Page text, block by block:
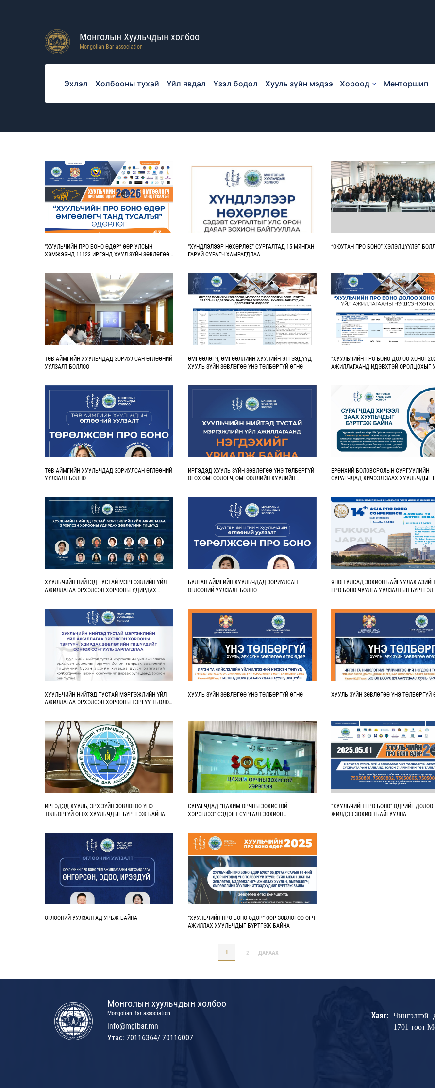
Монголын Хуульчдын холбоо
Mongolian Bar association
Эхлэл Холбооны тухай Үйл явдал Үзэл бодол Хууль зүйн мэдээ Хороод Менторшип
“ХУУЛЬЧИЙН ПРО БОНО ӨДӨР”-ӨӨР УЛСЫН
ХЭМЖЭЭНД 11123 ИРГЭНД ХУУЛ ЗҮЙН ЗӨВЛӨГӨӨ
“ХҮНДЛЭЛЭЭР НӨХӨРЛӨЕ” СУРГАЛТАД 15 МЯНГАН
ГАРУЙ СУРАГЧ ХАМРАГДЛАА
“ОЮУТАН ПРО БОНО” ХЭЛЭЛЦҮҮЛЭГ
ТӨВ АЙМГИЙН ХУУЛЬЧДАД ЗОРИУЛСАН ӨГЛӨӨНИЙ
УУЛЗАЛТ БОЛЛОО
ӨМГӨӨЛӨГЧ, ӨМГӨӨЛЛИЙН ХУУЛИЙН ЭТГЭЭДҮҮД
ХУУЛЬ ЗҮЙН ЗӨВЛӨГӨӨ ҮНЭ ТӨЛБӨРГҮЙ ӨГНӨ
"ХУУЛЬЧИЙН ПРО БОНО ДОЛОО ХОНОГ-
АЖИЛЛАГААНД ИДЭВХТЭЙ ОРОЛЦОХЫГ
ТӨВ АЙМГИЙН ХУУЛЬЧДАД ЗОРИУЛСАН ӨГЛӨӨНИЙ
УУЛЗАЛТ БОЛНО
ИРГЭДЭД ХУУЛЬ ЗҮЙН ЗӨВЛӨГӨӨ ҮНЭ ТӨЛБӨРГҮЙ
ӨГӨХ ӨМГӨӨЛӨГЧ, ӨМГӨӨЛЛИЙН ХУУЛИЙН
ЕРӨНХИЙ БОЛОВСРОЛЫН СУРГУУЛИЙН
СУРАГЧДАД ХИЧЭЭЛ ЗААХ ХУУЛЬЧДЫГ
ХУУЛЬЧИЙН НИЙТЭД ТУСТАЙ МЭРГЭЖЛИЙН ҮЙЛ
АЖИЛЛАГАА ЭРХЭЛСЭН ХОРООНЫ УДИРДАХ
БУЛГАН АЙМГИЙН ХУУЛЬЧДАД ЗОРИУЛСАН
ӨГЛӨӨНИЙ УУЛЗАЛТ БОЛНО
ЯПОН УЛСАД ЗОХИОН БАЙГУУЛАХ АЗИЙН
ПРО БОНО ЧУУЛГА УУЛЗАЛТЫН БҮРТГЭЛ
ХУУЛЬЧИЙН НИЙТЭД ТУСТАЙ МЭРГЭЖЛИЙН ҮЙЛ
АЖИЛЛАГАА ЭРХЭЛСЭН ХОРООНЫ ТЭРГҮҮН БОЛОН
ХУУЛЬ ЗҮЙН ЗӨВЛӨГӨӨ ҮНЭ ТӨЛБӨРГҮЙ ӨГНӨ ХУУЛЬ ЗҮЙН ЗӨВЛӨГӨӨ ҮНЭ ТӨЛБӨРГҮЙ
ИРГЭДЭД ХУУЛЬ, ЭРХ ЗҮЙН ЗӨВЛӨГӨӨ ҮНЭ
ТӨЛБӨРГҮЙ ӨГӨХ ХУУЛЬЧДЫГ БҮРТГЭЖ БАЙНА
СУРАГЧДАД “ЦАХИМ ОРЧНЫ ЗОХИСТОЙ
ХЭРЭГЛЭЭ” СЭДЭВТ СУРГАЛТ ЗОХИОН
"ХУУЛЬЧИЙН ПРО БОНО" ӨДРИЙГ ДОЛОО
ЖИЛДЭЭ ЗОХИОН БАЙГУУЛНА
ӨГЛӨӨНИЙ УУЛЗАЛТАД УРЬЖ БАЙНА
“ХУУЛЬЧИЙН ПРО БОНО ӨДӨР”-ӨӨР ЗӨВЛӨГӨӨ ӨГЧ
АЖИЛЛАХ ХУУЛЬЧДЫГ БҮРТГЭЖ БАЙНА
1 2 ДАРААХ
Монголын хуульчдын холбоо
Mongolian Bar association
info@mglbar.mn
Утас: 70116364/ 70116007
Хаяг:
Чингэлтэй
1701 тоот